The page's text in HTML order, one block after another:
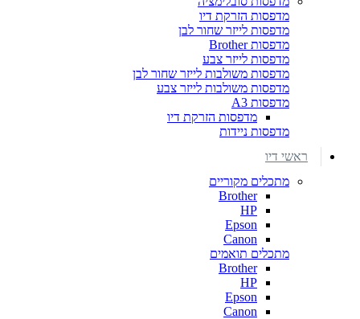
מדפסות הזרקת דיו
מדפסות לייזר שחור לבן
מדפסות Brother
מדפסות לייזר צבע
מדפסות משולבות לייזר שחור לבן
מדפסות משולבות לייזר צבע
מדפסות A3
מדפסות הזרקת דיו
מדפסות ניידות
ראשי דיו
מתכלים מקוריים
Brother
HP
Epson
Canon
מתכלים תואמים
Brother
HP
Epson
Canon